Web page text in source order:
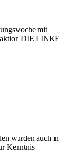
mit
DIE LINKE
wurden auch in
Kenntnis